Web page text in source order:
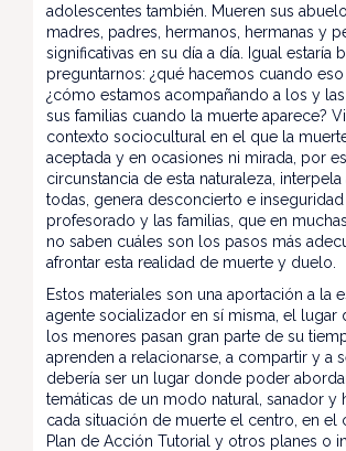
adolescentes también. Mueren sus
madres, padres, hermanos, hermanas y
significativas en su día a día. Igual estaría
preguntarnos: ¿qué hacemos cuando eso
¿cómo estamos acompañando a los y
sus familias cuando la muerte aparece?
contexto sociocultural en el que la
aceptada y en ocasiones ni mirada, por
circunstancia de esta naturaleza,
todas, genera desconcierto e inseguridad
profesorado y las familias, que en
no saben cuáles son los pasos más
afrontar esta realidad de muerte y duelo.
Estos materiales son una aportación a la
agente socializador en sí misma, el lugar
los menores pasan gran parte de su
aprenden a relacionarse, a compartir y a
debería ser un lugar donde poder
temáticas de un modo natural, sanador y
cada situación de muerte el centro, en el
Plan de Acción Tutorial y otros planes o